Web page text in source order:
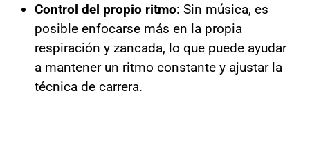
Control del propio ritmo: Sin música, es
posible enfocarse más en la propia
respiración y zancada, lo que puede ayudar
a mantener un ritmo constante y ajustar la
técnica de carrera.